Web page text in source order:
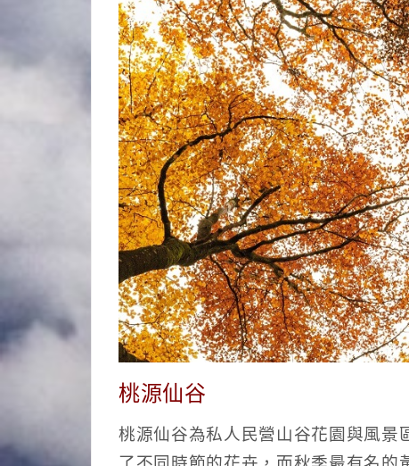
桃源仙谷
桃源仙谷為私人民營山谷花園與風景